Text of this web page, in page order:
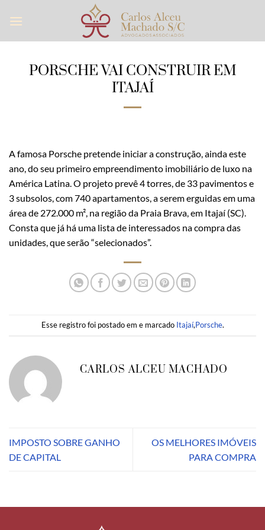
PORSCHE VAI CONSTRUIR EM
ITAJAÍ
A famosa Porsche pretende iniciar a construção, ainda este
ano, do seu primeiro empreendimento imobiliário de luxo na
América Latina. O projeto prevê 4 torres, de 33 pavimentos e
3 subsolos, com 740 apartamentos, a serem erguidas em uma
área de 272.000 m², na região da Praia Brava, em Itajaí (SC).
Consta que já há uma lista de interessados na compra das
unidades, que serão “selecionados”.
Esse registro foi postado em e marcado Itajaí,Porsche.
CARLOS ALCEU MACHADO
IMPOSTO SOBRE GANHO
DE CAPITAL
OS MELHORES IMÓVEIS
PARA COMPRA